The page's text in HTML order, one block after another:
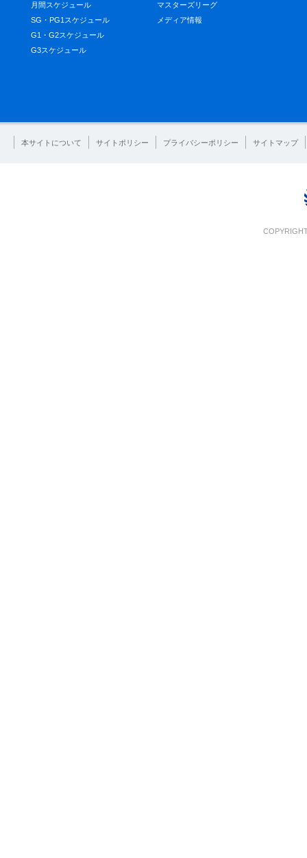
月間スケジュール
SG・PG1スケジュール
G1・G2スケジュール
G3スケジュール
マスターズリーグ
メディア情報
本サイトについて サイトポリシー プライバシーポリシー サイトマップ